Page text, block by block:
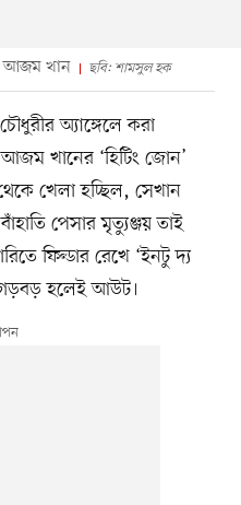
আজম খান ছবি: শামসুল হক
চৌধুরীর অ্যাঙ্গেলে করা
খানের ‘হিটিং জোন’
খেলা হচ্ছিল, সেখান
পেসার মৃত্যুঞ্জয় তাই
ফিল্ডার রেখে ‘ইনটু দ্য
গড়বড় হলেই আউট।